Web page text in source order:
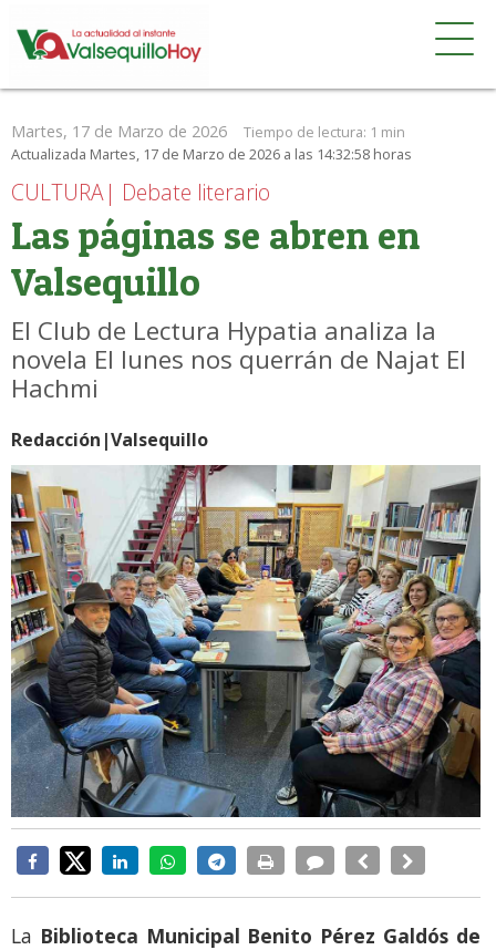
Martes, 17 de Marzo de 2026 Tiempo de lectura: 1 min
Actualizada Martes, 17 de Marzo de 2026 a las 14:32:58 horas
CULTURA| Debate literario
Las páginas se abren en
Valsequillo
El Club de Lectura Hypatia analiza la
novela El lunes nos querrán de Najat El
Hachmi
Redacción|Valsequillo
La Biblioteca Municipal Benito Pérez Galdós de